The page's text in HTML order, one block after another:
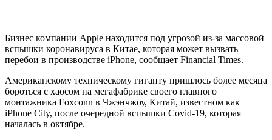
Бизнес компании Apple находится под угрозой из-за массовой
вспышки коронавируса в Китае, которая может вызвать
перебои в производстве iPhone, сообщает Financial Times.
Американскому техническому гиганту пришлось более месяца
бороться с хаосом на мегафабрике своего главного
монтажника Foxconn в Чжэнчжоу, Китай, известном как
iPhone City, после очередной вспышки Covid-19, которая
началась в октябре.